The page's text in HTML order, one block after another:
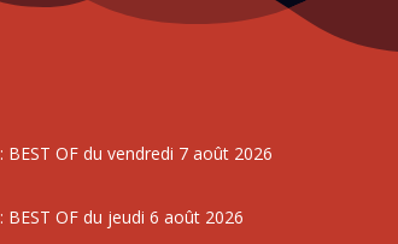
: BEST OF du vendredi 7 août 2026
: BEST OF du jeudi 6 août 2026